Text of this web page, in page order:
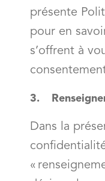
présente
pour en
s’offrent à
3.
Dans la
«